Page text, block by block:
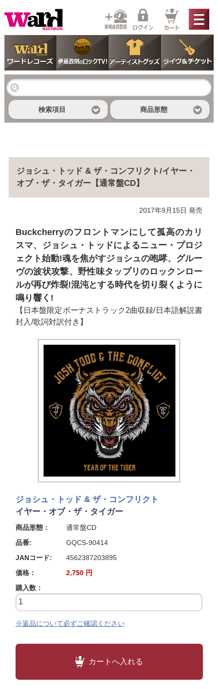
検索項目 商品形態
ジョシュ・トッド & ザ・コンフリクト/イヤー・
オブ・ザ・タイガー【通常盤CD】
2017年9月15日 発売
Buckcherryのフロントマンにして孤高のカリ
スマ、ジョシュ・トッドによるニュー・プロジ
ェクト始動!魂を焦がすジョシュの咆哮、グルー
ヴの波状攻撃、野性味タップリのロックンロー
ルが再び炸裂!混沌とする時代を切り裂くように
鳴り響く!
【日本盤限定ボーナストラック2曲収録/日本語解説書
封入/歌詞対訳付き】
ジョシュ・トッド & ザ・コンフリクト
イヤー・オブ・ザ・タイガー
商品形態：
通常盤CD
品番:
GQCS-90414
JANコード:
4562387203895
価格：
2,750 円
購入数：
※返品について必ずご確認ください
カートへ入れる